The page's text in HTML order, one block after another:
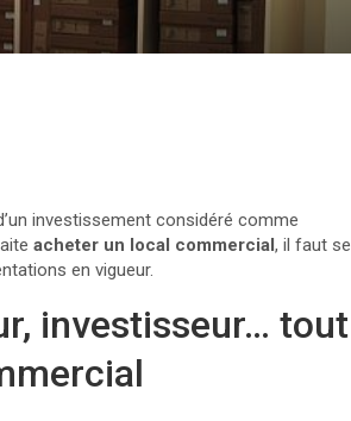
investissement considéré comme
acheter un local commercial, il faut se
en vigueur.
investisseur… tout